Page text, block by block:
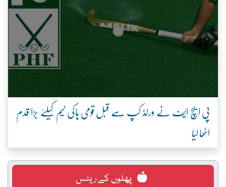
پی ایچ ایف نے ورلڈ کپ سے قبل قومی ہاکی ٹیم کیلئے بڑا قدم
اٹھا لیا
پھلوں کے ریٹس